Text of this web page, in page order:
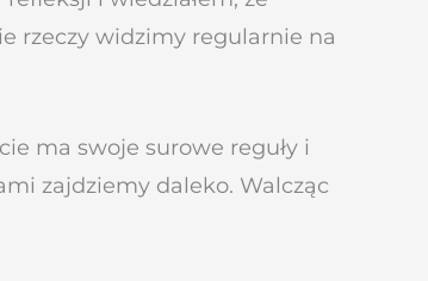
rzeczy widzimy regularnie na
ma swoje surowe reguły i
zajdziemy daleko. Walcząc